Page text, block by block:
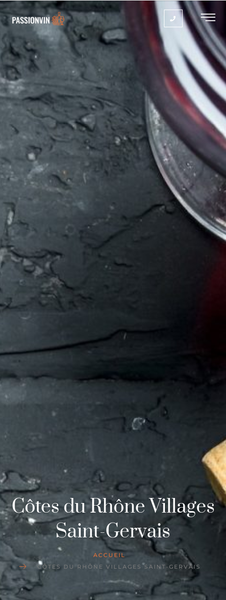
Côtes du Rhône Villages
Saint-Gervais
ACCUEIL
CÔTES DU RHÔNE VILLAGES SAINT-GERVAIS